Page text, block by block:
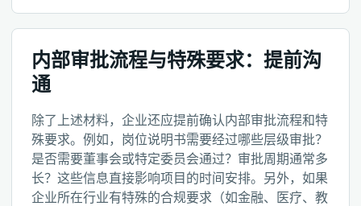
内部审批流程与特殊要求：提前沟
通
除了上述材料，企业还应提前确认内部审批流程和特
殊要求。例如，岗位说明书需要经过哪些层级审批？
是否需要董事会或特定委员会通过？审批周期通常多
长？这些信息直接影响项目的时间安排。另外，如果
企业所在行业有特殊的合规要求（如金融、医疗、教